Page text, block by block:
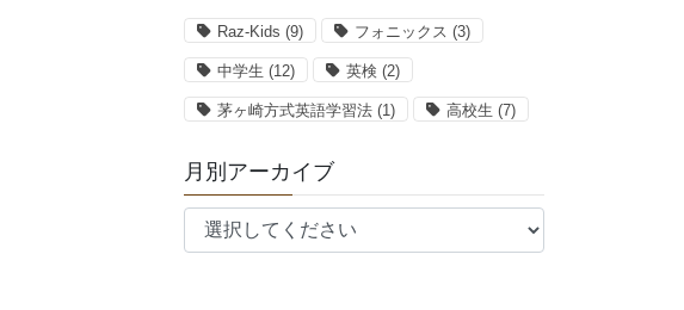
Raz-Kids (9) フォニックス (3)
中学生 (12) 英検 (2)
茅ヶ崎方式英語学習法 (1) 高校生 (7)
月別アーカイブ